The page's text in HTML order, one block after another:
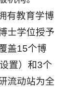
有教育学博
士学位授予
盖15个博
置）和3个
流动站为全